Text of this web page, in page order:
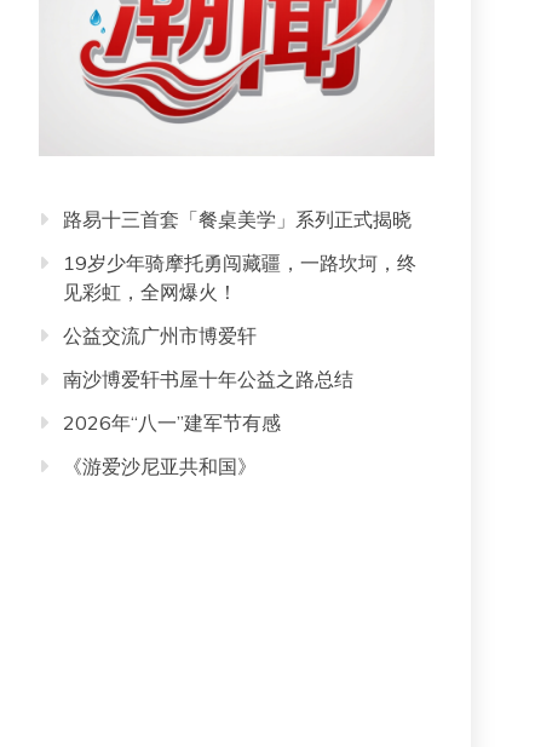
路易十三首套「餐桌美学」系列正式揭晓
19岁少年骑摩托勇闯藏疆，一路坎坷，终
见彩虹，全网爆火！
公益交流广州市博爱轩
南沙博爱轩书屋十年公益之路总结
2026年“八一”建军节有感
《游爱沙尼亚共和国》